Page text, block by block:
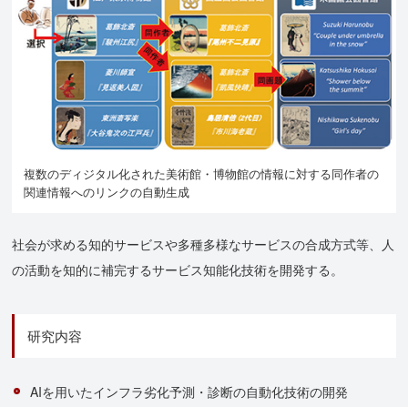
複数のディジタル化された美術館・博物館の情報に対する同作者の
関連情報へのリンクの自動生成
社会が求める知的サービスや多種多様なサービスの合成方式等、人
の活動を知的に補完するサービス知能化技術を開発する。
研究内容
AIを用いたインフラ劣化予測・診断の自動化技術の開発